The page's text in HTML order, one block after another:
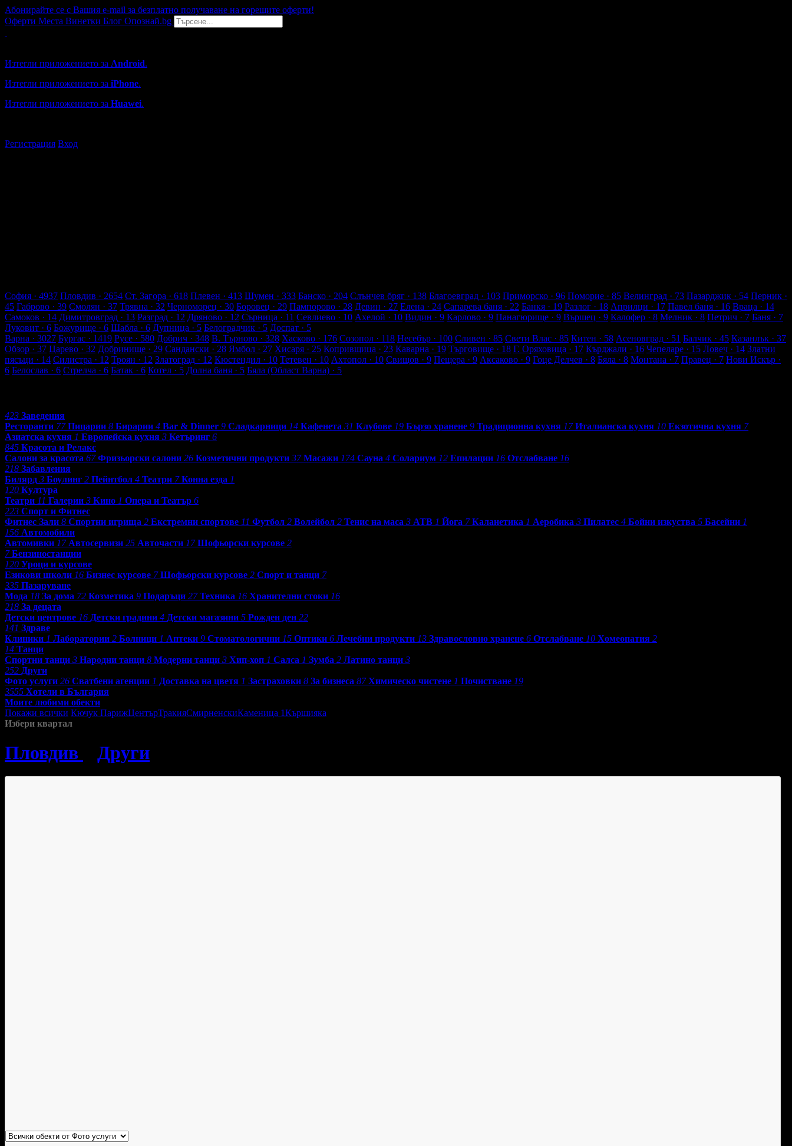
Абонирайте се с Вашия e-mail за безплатно получаване на горещите оферти!
Оферти Места Винетки Блог Опознай.bg
Изтегли приложението за Android.
Изтегли приложението за iPhone.
Изтегли приложението за Huawei.
Регистрация Вход
София · 4937 Пловдив · 2654 Ст. Загора · 618 Плевен · 413 Шумен · 333 Банско · 204 Слънчев бряг · 138 Благоевград · 103 Приморско · 96 Поморие · 85 Велинград · 73 Пазарджик · 54 Перник ·
45 Габрово · 39 Смолян · 37 Трявна · 32 Черноморец · 30 Боровец · 29 Пампорово · 28 Девин · 27 Елена · 24 Сапарева баня · 22 Банкя · 19 Разлог · 18 Априлци · 17 Павел баня · 16 Враца · 14
Самоков · 14 Димитровград · 13 Разград · 12 Дряново · 12 Сърница · 11 Севлиево · 10 Ахелой · 10 Видин · 9 Карлово · 9 Панагюрище · 9 Вършец · 9 Калофер · 8 Мелник · 8 Петрич · 7 Баня · 7
Луковит · 6 Божурище · 6 Шабла · 6 Дупница · 5 Белоградчик · 5 Доспат · 5
Варна · 3027 Бургас · 1419 Русе · 580 Добрич · 348 В. Търново · 328 Хасково · 176 Созопол · 118 Несебър · 100 Сливен · 85 Свети Влас · 85 Китен · 58 Асеновград · 51 Балчик · 45 Казанлък · 37
Обзор · 37 Царево · 32 Добринище · 29 Сандански · 28 Ямбол · 27 Хисаря · 25 Копривщица · 23 Каварна · 19 Търговище · 18 Г. Оряховица · 17 Кърджали · 16 Чепеларе · 15 Ловеч · 14 Златни
пясъци · 14 Силистра · 12 Троян · 12 Златоград · 12 Кюстендил · 10 Тетевен · 10 Ахтопол · 10 Свищов · 9 Пещера · 9 Аксаково · 9 Гоце Делчев · 8 Бяла · 8 Монтана · 7 Правец · 7 Нови Искър ·
6 Белослав · 6 Стрелча · 6 Батак · 6 Котел · 5 Долна баня · 5 Бяла (Област Варна) · 5
423 Заведения
Ресторанти 77 Пицарии 8 Бирарии 4 Bar & Dinner 9 Сладкарници 14 Кафенета 31 Клубове 19 Бързо хранене 9 Традиционна кухня 17 Италианска кухня 10 Екзотична кухня 7
Азиатска кухня 1 Европейска кухня 3 Кетъринг 6
845 Красота и Релакс
Салони за красота 67 Фризьорски салони 26 Козметични продукти 37 Масажи 174 Сауна 4 Солариум 12 Епилации 16 Отслабване 16
218 Забавления
Билярд 3 Боулинг 2 Пейнтбол 4 Театри 7 Конна езда 1
120 Култура
Театри 11 Галерии 3 Кино 1 Опера и Театър 6
223 Спорт и Фитнес
Фитнес Зали 8 Спортни игрища 2 Екстремни спортове 11 Футбол 2 Волейбол 2 Тенис на маса 3 АТВ 1 Йога 7 Каланетика 1 Аеробика 3 Пилатес 4 Бойни изкуства 5 Басейни 1
156 Автомобили
Автомивки 17 Автосервизи 25 Авточасти 17 Шофьорски курсове 2
7 Бензиностанции
120 Уроци и курсове
Езикови школи 16 Бизнес курсове 7 Шофьорски курсове 2 Спорт и танци 7
335 Пазаруване
Мода 18 За дома 72 Козметика 9 Подаръци 27 Техника 16 Хранителни стоки 16
218 За децата
Детски центрове 16 Детски градини 4 Детски магазини 5 Рожден ден 22
141 Здраве
Клиники 1 Лаборатории 2 Болници 1 Аптеки 9 Стоматологични 15 Оптики 6 Лечебни продукти 13 Здравословно хранене 6 Отслабване 10 Хомеопатия 2
14 Танци
Спортни танци 3 Народни танци 8 Модерни танци 3 Хип-хоп 1 Салса 1 Зумба 2 Латино танци 3
252 Други
Фото услуги 26 Сватбени агенции 1 Доставка на цветя 1 Застраховки 8 За бизнеса 87 Химическо чистене 1 Почистване 19
3555 Хотели в България
Моите любими обекти
Покажи всички Кючук ПарижЦентърТракияСмирненскиКаменица 1Кършияка
Избери квартал
Пловдив Други